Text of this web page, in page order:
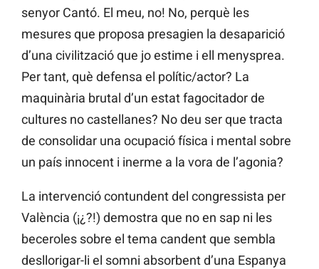
senyor Cantó. El meu, no! No, perquè les
mesures que proposa presagien la desaparició
d’una civilització que jo estime i ell menysprea.
Per tant, què defensa el polític/actor? La
maquinària brutal d’un estat fagocitador de
cultures no castellanes? No deu ser que tracta
de consolidar una ocupació física i mental sobre
un país innocent i inerme a la vora de l’agonia?
La intervenció contundent del congressista per
València (¡¿?!) demostra que no en sap ni les
beceroles sobre el tema candent que sembla
desllorigar-li el somni absorbent d’una Espanya